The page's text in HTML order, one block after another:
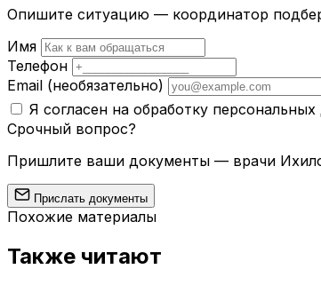
Опишите ситуацию — координатор
Имя
Телефон
Email (необязательно)
Я согласен на обработку
Срочный вопрос?
Пришлите ваши документы — врачи
Прислать документы
Похожие материалы
Также читают